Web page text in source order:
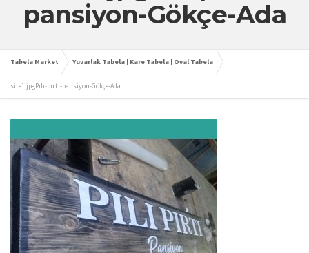
pansiyon-Gökçe-Ada
Tabela Market Yuvarlak Tabela | Kare Tabela | Oval Tabela
site1.jpgPılı-pırtı-pansiyon-Gökçe-Ada